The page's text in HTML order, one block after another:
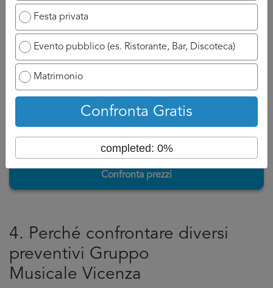
potrà chiamarvi appena possibile e discuterne con voi, se
invece siete nell’attesa di un’email, aspettatevi ad un
tempo di attesa un po più lungo perché dovrà formalizzare
la risposta per Gruppo Musicale Vicenza.
Torna su
Confronta prezzi
4. Perché confrontare diversi
preventivi Gruppo
Musicale Vicenza
Festa privata
Evento pubblico (es. Ristorante, Bar, Discoteca)
Matrimonio
Confronta Gratis
completed: 0%